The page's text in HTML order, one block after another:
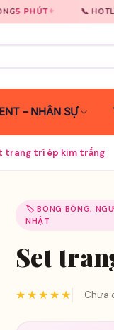
📞 HOTLINE 0931 929
– NHÂN SỰ
trang trí ép kim trắng
🏷️ BONG BÓNG,
NHẬT
Set
★★★★★ Chưa